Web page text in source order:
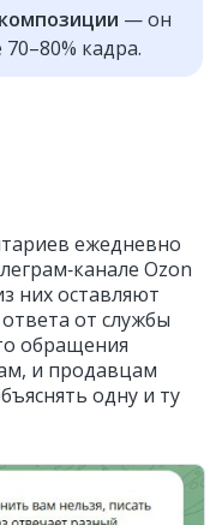
— он
кадра.
ежедневно
Ozon
них оставляют
от службы
обращения
и продавцам
одну и ту